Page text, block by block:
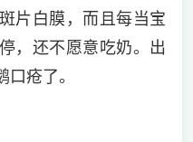
片白膜，而且每当宝
，还不愿意吃奶。出
疮了。